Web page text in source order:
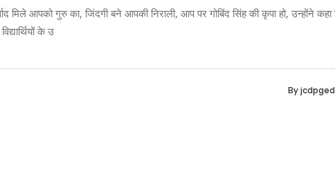
मिले आपको गुरु का, जिंदगी बने आपकी निराली, आप पर गोबिंद सिंह की कृपा हो, उन्होंने
के उ
By